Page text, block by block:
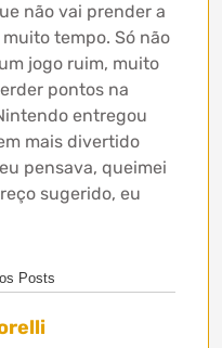
não vai prender a
tempo. Só não
jogo ruim, muito
pontos na
entregou
mais divertido
pensava, queimei
sugerido, eu
Posts